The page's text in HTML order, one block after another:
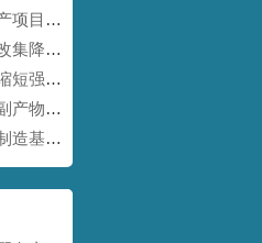
安徽黄山百诺佳医疗器械生产项目(一期)地基强夯工程【康尚强夯建设】
湖北荆门沙洋煤炭集装箱散改集降水强夯项目【康尚强夯建设】
如有特殊情况怎么处理进行缩短强夯施工的工期
江西九江宇创永修有机硅及副产物综合利用项目强夯工程【康尚强夯建设】
浙江丽水储能系统集成智能制造基地项目强夯工程【康尚强夯建设】